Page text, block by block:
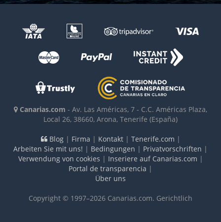
Canarias.com - Av. Las Américas, 7 - C.C. Américas Plaza,
Local 26, 38660, Arona, Tenerife (España)
Blog| Firma | Kontakt| Tenerife.com |
Arbeiten Sie mit uns! | Bedingungen | Privatvorschriften |
Verwendung von cookies | Inseriere auf Canarias.com |
Portal de transparencia |
Über uns
Copyright © 1997–2026 Canarias.com. Gerichtlich